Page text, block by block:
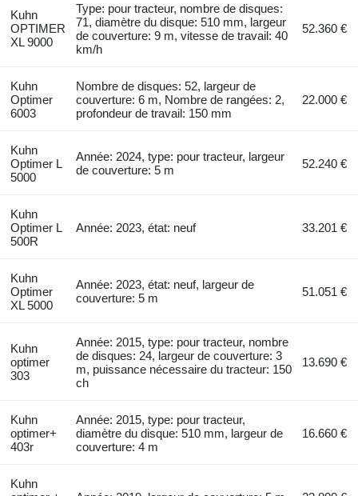
Kuhn
OPTIMER
XL 9000
Type: pour tracteur, nombre de disques:
71, diamètre du disque: 510 mm, largeur
de couverture: 9 m, vitesse de travail: 40
km/h
52.360 €
Kuhn
Optimer
6003
Nombre de disques: 52, largeur de
couverture: 6 m, Nombre de rangées: 2,
profondeur de travail: 150 mm
22.000 €
Kuhn
Optimer L
5000
Année: 2024, type: pour tracteur, largeur
de couverture: 5 m
52.240 €
Kuhn
Optimer L
500R
Année: 2023, état: neuf 33.201 €
Kuhn
Optimer
XL 5000
Année: 2023, état: neuf, largeur de
couverture: 5 m
51.051 €
Kuhn
optimer
303
Année: 2015, type: pour tracteur, nombre
de disques: 24, largeur de couverture: 3
m, puissance nécessaire du tracteur: 150
ch
13.690 €
Kuhn
optimer+
403r
Année: 2015, type: pour tracteur,
diamètre du disque: 510 mm, largeur de
couverture: 4 m
16.660 €
Kuhn